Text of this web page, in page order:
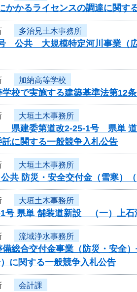
かかるライセンスの調達に関す
多治見土木事務所
公共 大規模特定河川事業（
加納高等学校
校で実施する建築基準法第12
大垣土木事務所
県建委第道改2-25-1号 県単
に関する一般競争入札公告
大垣土木事務所
共 防災・安全交付金（雪寒
大垣土木事務所
号 県単 舗装道新設 （一）上
流域浄水事務所
総合交付金事業（防災・安全）
）に関する一般競争入札公告
会計課